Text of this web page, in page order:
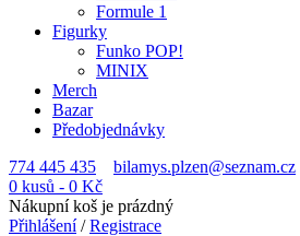
Formule 1
Figurky
Funko POP!
MINIX
Merch
Bazar
Předobjednávky
774 445 435
bilamys.plzen@seznam.cz
0 kusů - 0 Kč
Nákupní koš je prázdný
Přihlášení/Registrace